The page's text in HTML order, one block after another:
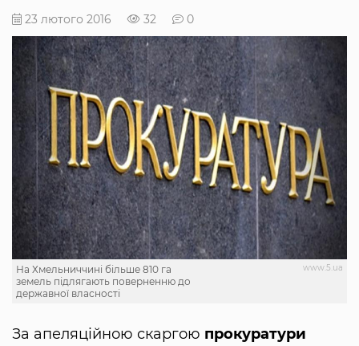
23 лютого 2016 32 0
www.5.ua
На Хмельниччині більше 810 га
земель підлягають поверненню до
державної власності
За апеляційною скаргою прокуратури